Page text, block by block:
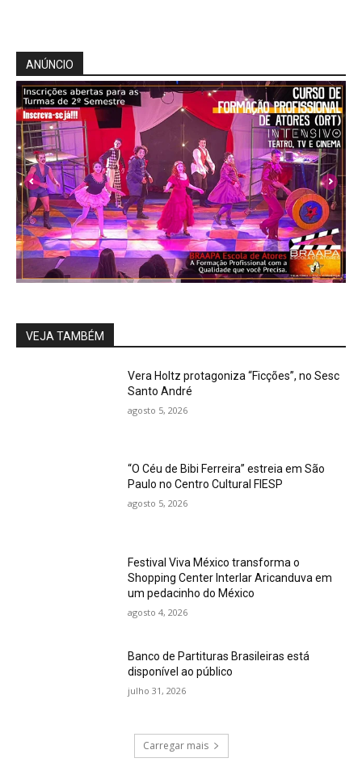
ANÚNCIO
VEJA TAMBÉM
Vera Holtz protagoniza “Ficções”, no Sesc
Santo André
agosto 5, 2026
“O Céu de Bibi Ferreira” estreia em São
Paulo no Centro Cultural FIESP
agosto 5, 2026
Festival Viva México transforma o
Shopping Center Interlar Aricanduva em
um pedacinho do México
agosto 4, 2026
Banco de Partituras Brasileiras está
disponível ao público
julho 31, 2026
Carregar mais